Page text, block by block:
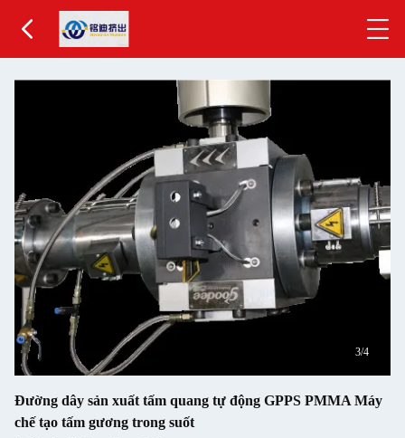
3/4
Đường dây sản xuất tấm quang tự động GPPS PMMA Máy
chế tạo tấm gương trong suốt